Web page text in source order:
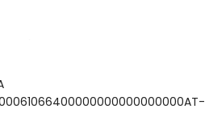
douche, bidet et toilette
bidet et toilette